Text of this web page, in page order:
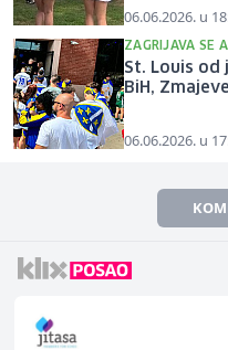
06.06.2026. u
ZAGRIJAVA SE
St. Louis od
BiH,
06.06.2026. u